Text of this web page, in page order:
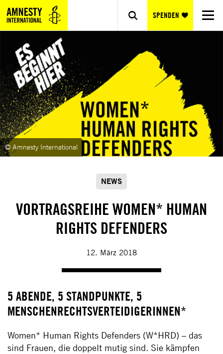
SPENDEN
© Amnesty International
NEWS
VORTRAGSREIHE WOMEN* HUMAN
RIGHTS DEFENDERS
12. März 2018
5 ABENDE, 5 STANDPUNKTE, 5
MENSCHENRECHTSVERTEIDIGERINNEN*
Women* Human Rights Defenders (W*HRD) – das
sind Frauen, die doppelt mutig sind. Sie kämpfen